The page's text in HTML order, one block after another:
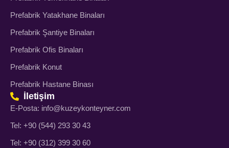
Prefabrik Yatakhane Binaları
Prefabrik Şantiye Binaları
Prefabrik Ofis Binaları
Prefabrik Konut
Prefabrik Hastane Binası
İletişim
E-Posta: info@kuzeykonteyner.com
Tel: +90 (544) 293 30 43
Tel: +90 (312) 399 30 60